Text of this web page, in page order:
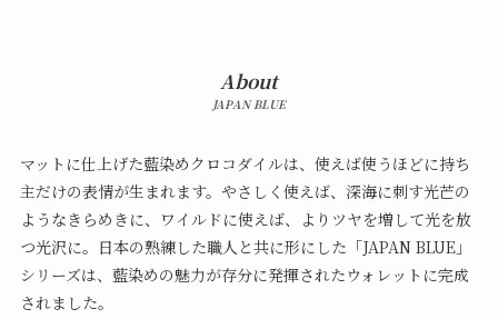
About
JAPAN BLUE
マットに仕上げた藍染めクロコダイルは、使えば使うほどに持ち
主だけの表情が生まれます。やさしく使えば、深海に刺す光芒の
ようなきらめきに、ワイルドに使えば、よりツヤを増して光を放
つ光沢に。日本の熟練した職人と共に形にした「JAPAN BLUE」
シリーズは、藍染めの魅力が存分に発揮されたウォレットに完成
されました。